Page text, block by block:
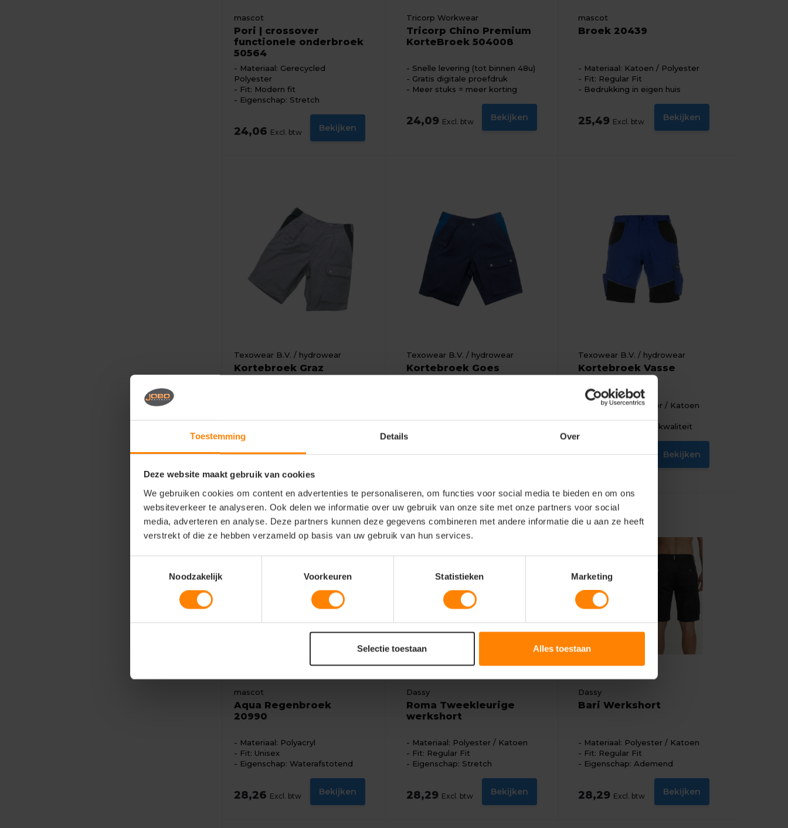
Toestemming Details Over
Deze website maakt gebruik van cookies
We gebruiken cookies om content en advertenties te personaliseren, om functies voor social media te bieden en om ons
websiteverkeer te analyseren. Ook delen we informatie over uw gebruik van onze site met onze partners voor social
media, adverteren en analyse. Deze partners kunnen deze gegevens combineren met andere informatie die u aan ze heeft
verstrekt of die ze hebben verzameld op basis van uw gebruik van hun services.
Noodzakelijk
Voorkeuren Statistieken Marketing
Selectie toestaan Alles toestaan
mascot
Pori | crossover
functionele onderbroek
50564
Materiaal: Gerecycled
Polyester
Fit: Modern fit
Eigenschap: Stretch
24,06 Excl. btw Bekijken
Tricorp Workwear
Tricorp Chino Premium
KorteBroek 504008
Snelle levering (tot binnen 48u)
Gratis digitale proefdruk
Meer stuks = meer korting
24,09 Excl. btw Bekijken
mascot
Broek 20439
Materiaal: Katoen / Polyester
Fit: Regular Fit
Bedrukking in eigen huis
25,49 Excl. btw Bekijken
Texowear B.V. / hydrowear
Kortebroek Graz
Eigenschap: Hoge kwaliteit
25,54 Excl. btw
Texowear B.V. / hydrowear
Kortebroek Goes
Texowear B.V. / hydrowear
Kortebroek Vasse
Materiaal: Polyester / Katoen
Eigenschap: Hoge kwaliteit
28,10 Bekijken
mascot
Aqua Regenbroek
20990
Materiaal: Polyacryl
Fit: Unisex
Eigenschap: Waterafstotend
28,26 Excl. btw Bekijken
Dassy
Roma Tweekleurige
werkshort
Materiaal: Polyester / Katoen
Fit: Regular Fit
Eigenschap: Stretch
28,29 Excl. btw Bekijken
Dassy
Bari Werkshort
Materiaal: Polyester / Katoen
Fit: Regular Fit
Eigenschap: Ademend
28,29 Excl. btw Bekijken